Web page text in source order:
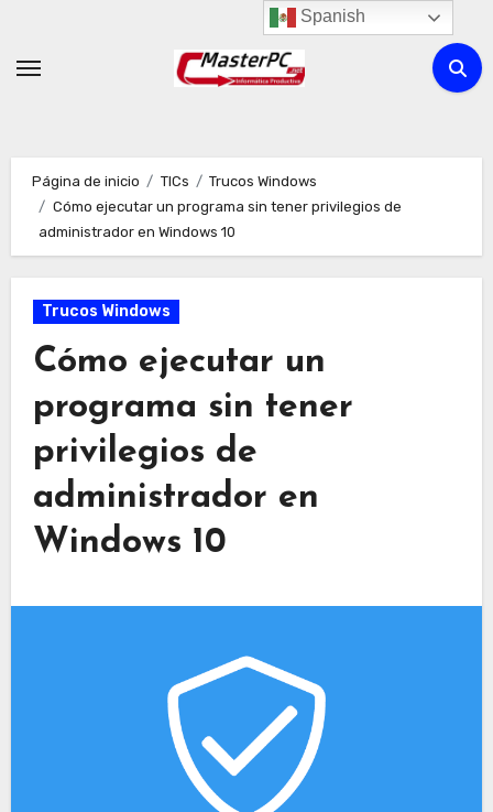
contenido
Página de inicio TICs
Trucos Windows
Cómo ejecutar un programa sin tener privilegios de
administrador en Windows 10
Trucos Windows
Cómo ejecutar un
programa sin tener
privilegios de
administrador en
Windows 10
Spanish